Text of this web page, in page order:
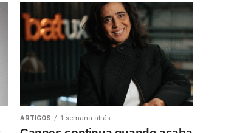
ARTIGOS 1 semana atrás